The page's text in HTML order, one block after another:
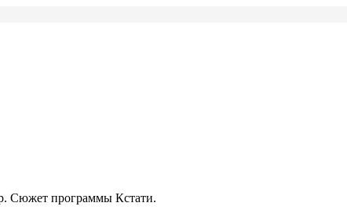
Сюжет программы Кстати.